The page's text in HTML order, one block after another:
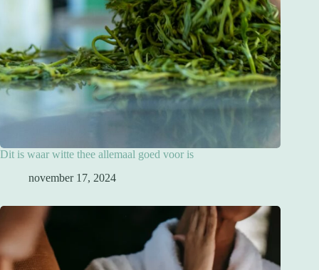
Dit is waar witte thee allemaal goed voor is
november 17, 2024